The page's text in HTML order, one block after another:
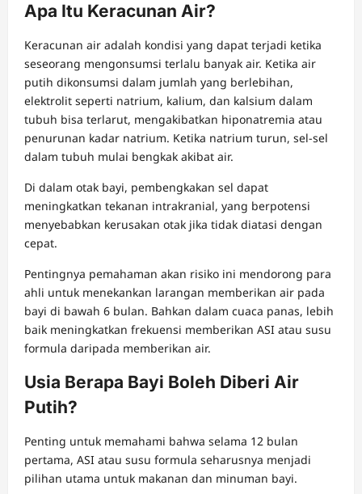
Apa Itu Keracunan Air?
Keracunan air adalah kondisi yang dapat terjadi ketika
seseorang mengonsumsi terlalu banyak air. Ketika air
putih dikonsumsi dalam jumlah yang berlebihan,
elektrolit seperti natrium, kalium, dan kalsium dalam
tubuh bisa terlarut, mengakibatkan hiponatremia atau
penurunan kadar natrium. Ketika natrium turun, sel-sel
dalam tubuh mulai bengkak akibat air.
Di dalam otak bayi, pembengkakan sel dapat
meningkatkan tekanan intrakranial, yang berpotensi
menyebabkan kerusakan otak jika tidak diatasi dengan
cepat.
Pentingnya pemahaman akan risiko ini mendorong para
ahli untuk menekankan larangan memberikan air pada
bayi di bawah 6 bulan. Bahkan dalam cuaca panas, lebih
baik meningkatkan frekuensi memberikan ASI atau susu
formula daripada memberikan air.
Usia Berapa Bayi Boleh Diberi Air
Putih?
Penting untuk memahami bahwa selama 12 bulan
pertama, ASI atau susu formula seharusnya menjadi
pilihan utama untuk makanan dan minuman bayi.